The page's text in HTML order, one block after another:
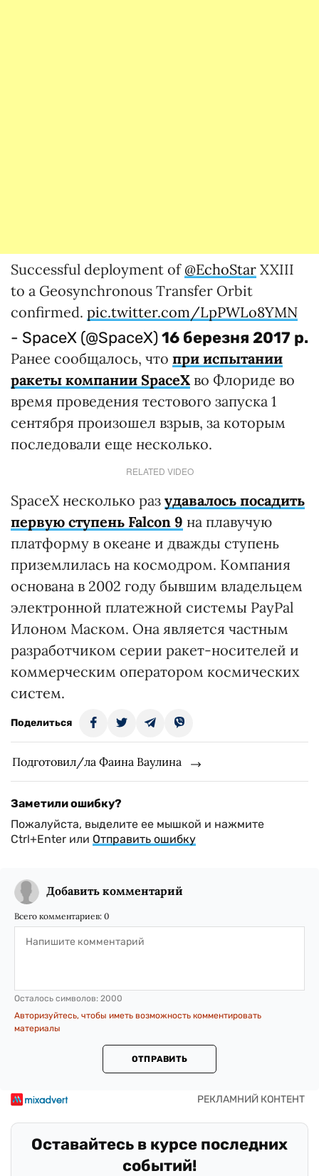
Successful deployment of @EchoStar XXIII
to a Geosynchronous Transfer Orbit
confirmed. pic.twitter.com/LpPWLo8YMN
- SpaceX (@SpaceX)16 березня 2017 р.
Ранее сообщалось, что при испытании
ракеты компании SpaceX во Флориде во
время проведения тестового запуска 1
сентября произошел взрыв, за которым
последовали еще несколько.
RELATED VIDEO
SpaceX несколько раз удавалось посадить
первую ступень Falcon 9 на плавучую
платформу в океане и дважды ступень
приземлилась на космодром. Компания
основана в 2002 году бывшим владельцем
электронной платежной системы PayPal
Илоном Маском. Она является частным
разработчиком серии ракет-носителей и
коммерческим оператором космических
систем.
Поделиться
Подготовил/ла Фаина Ваулина
Заметили ошибку?
Пожалуйста, выделите ее мышкой и нажмите
Ctrl+Enter или Отправить ошибку
Добавить комментарий
Всего комментариев: 0
Осталось символов: 2000
Авторизуйтесь, чтобы иметь возможность комментировать
материалы
ОТПРАВИТЬ
Оставайтесь в курсе последних
событий!